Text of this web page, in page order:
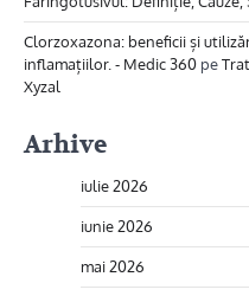
Clorzoxazona: beneficii și
inflamațiilor. - Medic 360 pe
Xyzal
Arhive
iulie 2026
iunie 2026
mai 2026